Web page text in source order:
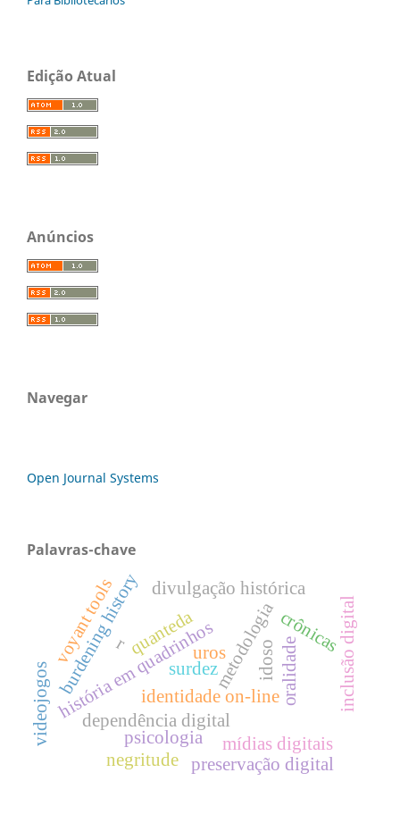
Edição Atual
Anúncios
Navegar
Open Journal Systems
Palavras-chave
idoso
identidade on-line
história em quadrinhos
burdening history metodologiaoralidade
dependência digital
psicologia
divulgação histórica
mídias digitais
uros crônicas
surdez inclusão digital
videojogos
r
preservação digital
voyant tools quanteda
negritude